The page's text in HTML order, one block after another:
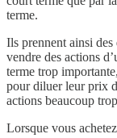
terme.
Ils prennent ainsi
vendre des actions
terme trop
pour diluer leur prix
actions beaucoup
Lorsque vous